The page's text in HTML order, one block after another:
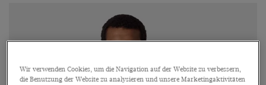
Wir verwenden Cookies, um die Navigation auf der Website zu verbessern,
die Benutzung der Website zu analysieren und unsere Marketingaktivitäten